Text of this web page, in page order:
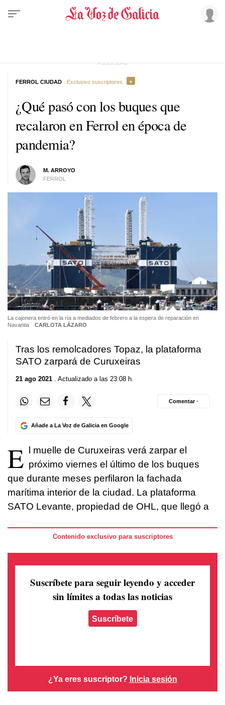
¿Qué pasó con los buques que
recalaron en Ferrol en época de
pandemia?
M. ARROYO
FERROL
FERROL CIUDAD · Exclusivo suscriptores
La cajonera entró en la ría a mediados de febrero a la espera de reparación en
Navantia
CARLOTA LÁZARO
Tras los remolcadores Topaz, la plataforma
SATO zarpará de Curuxeiras
21 ago 2021 . Actualizado a las 23:08 h.
Añade a La Voz de Galicia en Google
Comentar ·
E
l muelle de Curuxeiras verá zarpar el
próximo viernes el último de los buques
que durante meses perfilaron la fachada
marítima interior de la ciudad. La plataforma
SATO Levante, propiedad de OHL, que llegó a
Contenido exclusivo para suscriptores
Suscríbete para seguir leyendo y acceder
sin límites a todas las noticias
Suscríbete
¿Ya eres suscriptor? Inicia sesión